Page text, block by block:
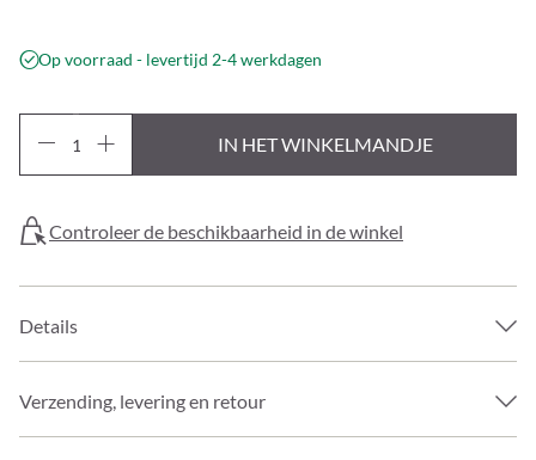
Op voorraad - levertijd 2-4 werkdagen
IN HET WINKELMANDJE
Controleer de beschikbaarheid in de winkel
Details
Verzending, levering en retour